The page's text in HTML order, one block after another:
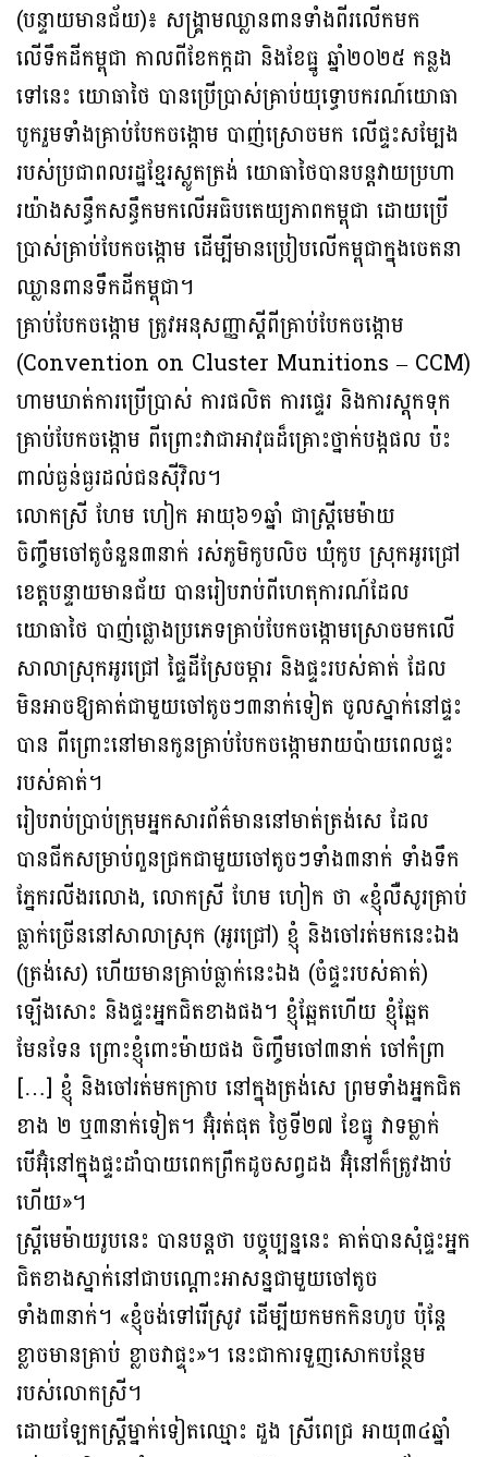
(បន្ទាយមានជ័យ)៖ សង្គ្រាមឈ្លានពានទាំងពីរលើកមក
លើទឹកដីកម្ពុជា កាលពីខែកក្កដា និងខែធ្នូ ឆ្នាំ២០២៥ កន្លង
ទៅនេះ យោធាថៃ បានប្រើប្រាស់គ្រាប់យុទ្ធោបករណ៍យោធា
បូករួមទាំងគ្រាប់បែកចង្កោម បាញ់ស្រោចមក លើផ្ទះសម្បែង
របស់ប្រជាពលរដ្ឋខ្មែរស្លូតត្រង់ យោធាថៃបានបន្តវាយប្រហា
រយ៉ាងសន្ធឹកសន្ធឹកមកលើអធិបតេយ្យភាពកម្ពុជា ដោយប្រើ
ប្រាស់គ្រាប់បែកចង្កោម ដើម្បីមានប្រៀបលើកម្ពុជាក្នុងចេតនា
ឈ្លានពានទឹកដីកម្ពុជា។
គ្រាប់បែកចង្កោម ត្រូវអនុសញ្ញាស្តីពីគ្រាប់បែកចង្កោម
(Convention on Cluster Munitions – CCM)
ហាមឃាត់ការប្រើប្រាស់ ការផលិត ការផ្ទេរ និងការស្តុកទុក
គ្រាប់បែកចង្កោម ពីព្រោះវាជាអាវុធដ៏គ្រោះថ្នាក់បង្កផល ប៉ះ
ពាល់ធ្ងន់ធ្ងរដល់ជនស៊ីវិល។
លោកស្រី ហែម ហៀក អាយុ៦១ឆ្នាំ ជាស្ត្រីមេម៉ាយ
ចិញ្ចឹមចៅតូចំនួន៣នាក់ រស់ភូមិកូបលិច ឃុំកូប ស្រុកអូរជ្រៅ
ខេត្តបន្ទាយមានជ័យ បានរៀបរាប់ពីហេតុការណ៍ដែល
យោធាថៃ បាញ់ផ្លោងប្រភេទគ្រាប់បែកចង្កោមស្រោចមកលើ
សាលាស្រុកអូរជ្រៅ ផ្ទៃដីស្រែចម្ការ និងផ្ទះរបស់គាត់ ដែល
មិនអាចឱ្យគាត់ជាមួយចៅតូចៗ៣នាក់ទៀត ចូលស្នាក់នៅផ្ទះ
បាន ពីព្រោះនៅមានកូនគ្រាប់បែកចង្កោមរាយប៉ាយពេលផ្ទះ
របស់គាត់។
រៀបរាប់ប្រាប់ក្រុមអ្នកសារព័ត៌មាននៅមាត់ត្រង់សេ ដែល
បានជីកសម្រាប់ពួនជ្រកជាមួយចៅតូចៗទាំង៣នាក់ ទាំងទឹក
ភ្នែករលីងរលោង, លោកស្រី ហែម ហៀក ថា «ខ្ញុំលឺសូរគ្រាប់
ធ្លាក់ច្រើននៅសាលាស្រុក (អូរជ្រៅ) ខ្ញុំ និងចៅរត់មកនេះឯង
(ត្រង់សេ) ហើយមានគ្រាប់ធ្លាក់នេះឯង (ចំផ្ទះរបស់គាត់)
ឡើងសោះ និងផ្ទះអ្នកជិតខាងផង។ ខ្ញុំឆ្អែតហើយ ខ្ញុំឆ្អែត
មែនទែន ព្រោះខ្ញុំពោះម៉ាយផង ចិញ្ចឹមចៅ៣នាក់ ចៅកំព្រា
[…] ខ្ញុំ និងចៅរត់មកក្រាប នៅក្នុងត្រង់សេ ព្រមទាំងអ្នកជិត
ខាង ២ ឬ៣នាក់ទៀត។ អ៊ុំរត់ផុត ថ្ងៃទី២៧ ខែធ្នូ វាទម្លាក់
បើអ៊ុំនៅក្នុងផ្ទះដាំបាយពេកព្រឹកដូចសព្វដង អ៊ុំនៅក៏ត្រូវងាប់
ហើយ»។
ស្ត្រីមេម៉ាយរូបនេះ បានបន្តថា បច្ចុប្បន្ននេះ គាត់បានសុំផ្ទះអ្នក
ជិតខាងស្នាក់នៅជាបណ្តោះអាសន្នជាមួយចៅតូច
ទាំង៣នាក់។ «ខ្ញុំចង់ទៅរើស្រូវ ដើម្បីយកមកកិនហូប ប៉ុន្តែ
ខ្លាចមានគ្រាប់ ខ្លាចវាផ្ទុះ»។ នេះជាការទួញសោកបន្ថែម
របស់លោកស្រី។
ដោយឡែកស្រ្តីម្នាក់ទៀតឈ្មោះ ដួង ស្រីពេជ្រ អាយុ៣៤ឆ្នាំ